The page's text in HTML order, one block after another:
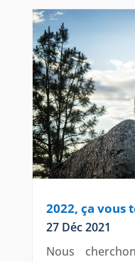
2022, ça vous
27 Déc 2021
Nous